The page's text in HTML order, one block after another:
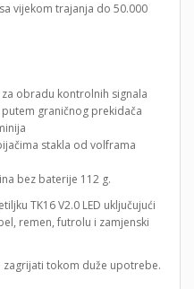
vijekom trajanja do 50.000
obradu kontrolnih signala
graničnog prekidača
stakla od volframa
bez baterije 112 g.
TK16 V2.0 LED uključujući
remen, futrolu i zamjenski
zagrijati tokom duže upotrebe.